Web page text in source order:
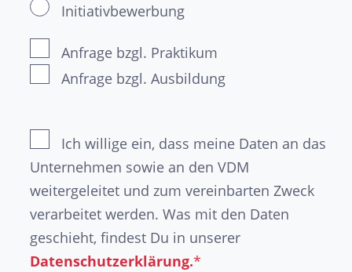
Initiativbewerbung
Anfrage bzgl. Praktikum
Anfrage bzgl. Ausbildung
Ich willige ein, dass meine Daten an das
Unternehmen sowie an den VDM
weitergeleitet und zum vereinbarten Zweck
verarbeitet werden. Was mit den Daten
geschieht, findest Du in unserer
Datenschutzerklärung.*